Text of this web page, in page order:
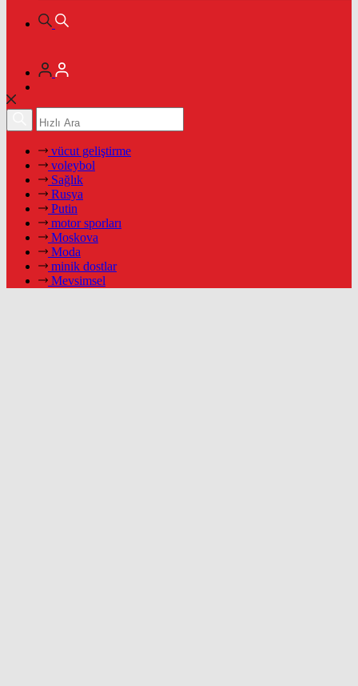
vücut geliştirme
voleybol
Sağlık
Rusya
Putin
motor sporları
Moskova
Moda
minik dostlar
Mevsimsel